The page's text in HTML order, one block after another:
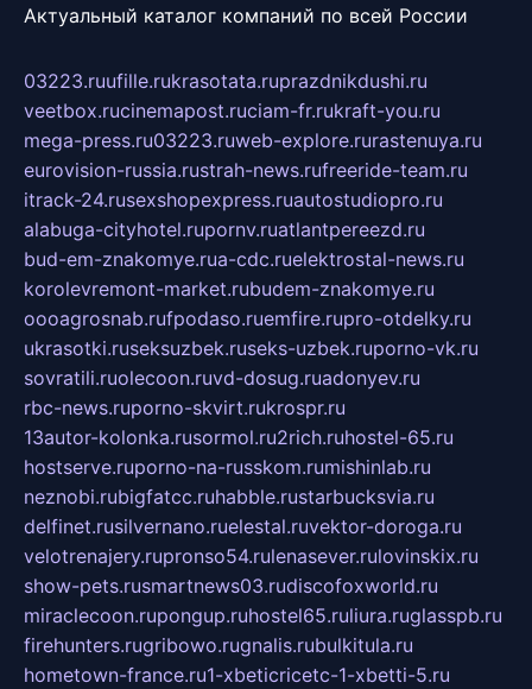
Актуальный каталог компаний по всей России
03223.ruufille.rukrasotata.ruprazdnikdushi.ru
veetbox.rucinemapost.ruciam-fr.rukraft-you.ru
mega-press.ru03223.ruweb-explore.rurastenuya.ru
eurovision-russia.rustrah-news.rufreeride-team.ru
itrack-24.rusexshopexpress.ruautostudiopro.ru
alabuga-cityhotel.rupornv.ruatlantpereezd.ru
bud-em-znakomye.rua-cdc.ruelektrostal-news.ru
korolevremont-market.rubudem-znakomye.ru
oooagrosnab.rufpodaso.ruemfire.rupro-otdelky.ru
ukrasotki.ruseksuzbek.ruseks-uzbek.ruporno-vk.ru
sovratili.ruolecoon.ruvd-dosug.ruadonyev.ru
rbc-news.ruporno-skvirt.rukrospr.ru
13autor-kolonka.rusormol.ru2rich.ruhostel-65.ru
hostserve.ruporno-na-russkom.rumishinlab.ru
neznobi.rubigfatcc.ruhabble.rustarbucksvia.ru
delfinet.rusilvernano.ruelestal.ruvektor-doroga.ru
velotrenajery.rupronso54.rulenasever.rulovinskix.ru
show-pets.rusmartnews03.rudiscofoxworld.ru
miraclecoon.rupongup.ruhostel65.ruliura.ruglasspb.ru
firehunters.rugribowo.rugnalis.rubulkitula.ru
hometown-france.ru1-xbeticricetc-1-xbetti-5.ru